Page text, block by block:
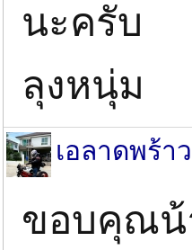
นะครับ
ลุงหนุ่ม
เอลาดพร้าว
ขอบคุณน้